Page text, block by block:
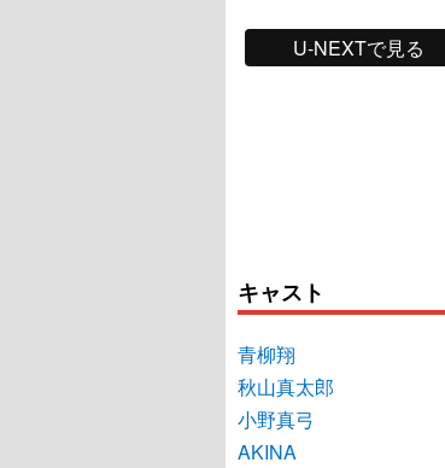
U-NEXTで見る
キャスト
青柳翔
秋山真太郎
小野真弓
AKINA